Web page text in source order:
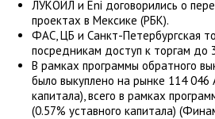
ЛУКОЙЛ и Eni договорились о
проектах в Мексике (РБК).
ФАС, ЦБ и Санкт-Петербургская
посредникам доступ к торгам до
В рамках программы обратного
было выкуплено на рынке 114 046
капитала), всего в рамках
(0.57% уставного капитала)